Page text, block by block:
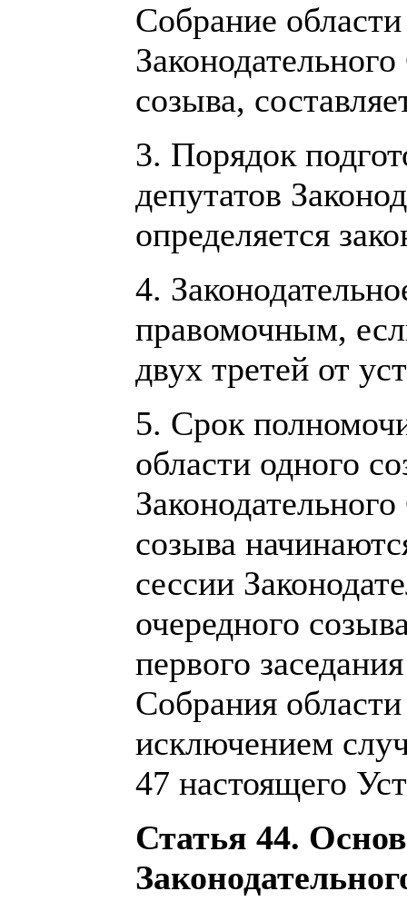
Собрание
созыва,
3. Порядок
депутатов
определяется
4.
правомочным,
двух третей от
5. Срок
области одного
созыва
сессии
очередного
первого
Собрания
исключением
47 настоящего
Статья 44.